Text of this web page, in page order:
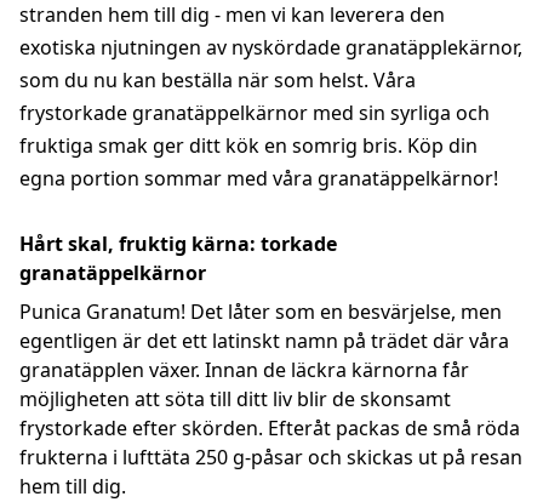
stranden hem till dig - men vi kan leverera den
exotiska njutningen av nyskördade granatäpplekärnor,
som du nu kan beställa när som helst. Våra
frystorkade granatäppelkärnor med sin syrliga och
fruktiga smak ger ditt kök en somrig bris. Köp din
egna portion sommar med våra granatäppelkärnor!
Hårt skal, fruktig kärna: torkade
granatäppelkärnor
Punica Granatum! Det låter som en besvärjelse, men
egentligen är det ett latinskt namn på trädet där våra
granatäpplen växer. Innan de läckra kärnorna får
möjligheten att söta till ditt liv blir de skonsamt
frystorkade efter skörden. Efteråt packas de små röda
frukterna i lufttäta 250 g-påsar och skickas ut på resan
hem till dig.